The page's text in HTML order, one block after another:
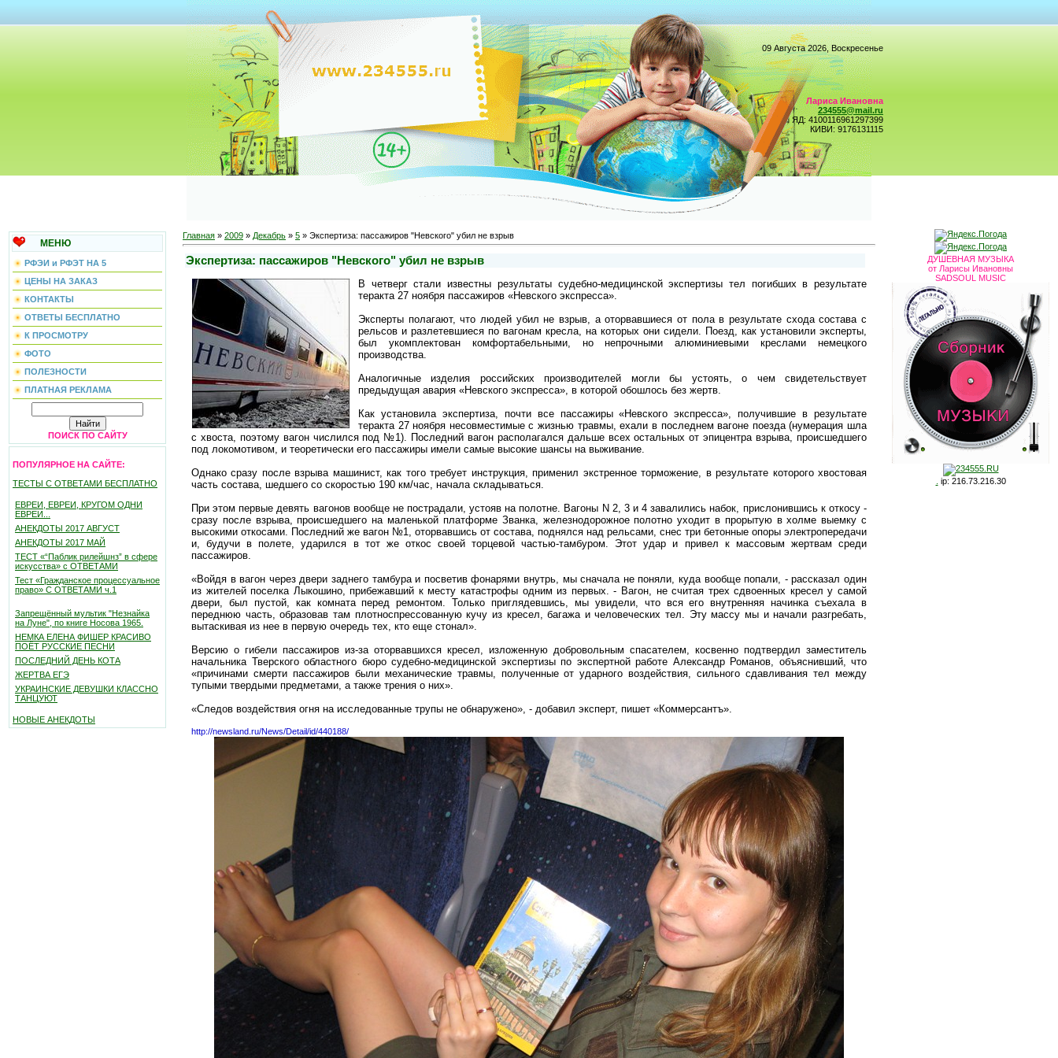
09 Августа 2026, Воскресенье
Лариса Ивановна
234555@mail.ru
ЯД: 4100116961297399
КИВИ: 9176131115
МЕНЮ
РФЭИ и РФЭТ НА 5
ЦЕНЫ НА ЗАКАЗ
КОНТАКТЫ
ОТВЕТЫ БЕСПЛАТНО
К ПРОСМОТРУ
ФОТО
ПОЛЕЗНОСТИ
ПЛАТНАЯ РЕКЛАМА
ПОИСК ПО САЙТУ
ПОПУЛЯРНОЕ НА САЙТЕ:
ТЕСТЫ С ОТВЕТАМИ БЕСПЛАТНО
ЕВРЕИ, ЕВРЕИ, КРУГОМ ОДНИ
ЕВРЕИ...
АНЕКДОТЫ 2017 АВГУСТ
АНЕКДОТЫ 2017 МАЙ
ТЕСТ «“Паблик рилейшнз” в сфере
искусства» с ОТВЕТАМИ
Тест «Гражданское процессуальное
право» С ОТВЕТАМИ ч.1
Запрещённый мультик "Незнайка
на Луне", по книге Носова 1965.
НЕМКА ЕЛЕНА ФИШЕР КРАСИВО
ПОЁТ РУССКИЕ ПЕСНИ
ПОСЛЕДНИЙ ДЕНЬ КОТА
ЖЕРТВА ЕГЭ
УКРАИНСКИЕ ДЕВУШКИ КЛАССНО
ТАНЦУЮТ
НОВЫЕ АНЕКДОТЫ
Главная » 2009 » Декабрь » 5 » Экспертиза: пассажиров "Невского" убил не взрыв
Экспертиза: пассажиров "Невского" убил не взрыв
В четверг стали известны результаты судебно-медицинской экспертизы тел погибших в результате
теракта 27 ноября пассажиров «Невского экспресса».
Эксперты полагают, что людей убил не взрыв, а оторвавшиеся от пола в результате схода состава с
рельсов и разлетевшиеся по вагонам кресла, на которых они сидели. Поезд, как установили эксперты,
был укомплектован комфортабельными, но непрочными алюминиевыми креслами немецкого
производства.
Аналогичные изделия российских производителей могли бы устоять, о чем свидетельствует
предыдущая авария «Невского экспресса», в которой обошлось без жертв.
Как установила экспертиза, почти все пассажиры «Невского экспресса», получившие в результате
теракта 27 ноября несовместимые с жизнью травмы, ехали в последнем вагоне поезда (нумерация шла
с хвоста, поэтому вагон числился под №1). Последний вагон располагался дальше всех остальных от эпицентра взрыва, происшедшего
под локомотивом, и теоретически его пассажиры имели самые высокие шансы на выживание.
Однако сразу после взрыва машинист, как того требует инструкция, применил экстренное торможение, в результате которого хвостовая
часть состава, шедшего со скоростью 190 км/час, начала складываться.
При этом первые девять вагонов вообще не пострадали, устояв на полотне. Вагоны N 2, 3 и 4 завалились набок, прислонившись к откосу -
сразу после взрыва, происшедшего на маленькой платформе Званка, железнодорожное полотно уходит в прорытую в холме выемку с
высокими откосами. Последний же вагон №1, оторвавшись от состава, поднялся над рельсами, снес три бетонные опоры электропередачи
и, будучи в полете, ударился в тот же откос своей торцевой частью-тамбуром. Этот удар и привел к массовым жертвам среди
пассажиров.
«Войдя в вагон через двери заднего тамбура и посветив фонарями внутрь, мы сначала не поняли, куда вообще попали, - рассказал один
из жителей поселка Лыкошино, прибежавший к месту катастрофы одним из первых. - Вагон, не считая трех сдвоенных кресел у самой
двери, был пустой, как комната перед ремонтом. Только приглядевшись, мы увидели, что вся его внутренняя начинка съехала в
переднюю часть, образовав там плотноспрессованную кучу из кресел, багажа и человеческих тел. Эту массу мы и начали разгребать,
вытаскивая из нее в первую очередь тех, кто еще стонал».
Версию о гибели пассажиров из-за оторвавшихся кресел, изложенную добровольным спасателем, косвенно подтвердил заместитель
начальника Тверского областного бюро судебно-медицинской экспертизы по экспертной работе Александр Романов, объяснивший, что
«причинами смерти пассажиров были механические травмы, полученные от ударного воздействия, сильного сдавливания тел между
тупыми твердыми предметами, а также трения о них».
«Следов воздействия огня на исследованные трупы не обнаружено», - добавил эксперт, пишет «Коммерсантъ».
http://newsland.ru/News/Detail/id/440188/
ДУШЕВНАЯ МУЗЫКА
от Ларисы Ивановны
SADSOUL MUSIC
ip: 216.73.216.30